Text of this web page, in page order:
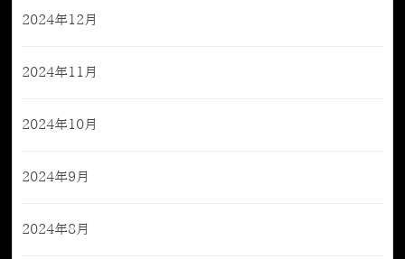
2024年12月
2024年11月
2024年10月
2024年9月
2024年8月